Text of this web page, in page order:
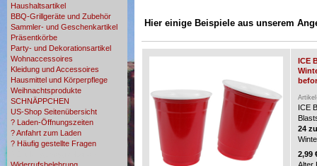
Haushaltsartikel
BBQ-Grillgeräte und Zubehör
Sammler- und Geschenkartikel
Präsentkörbe
Party- und Dekorationsartikel
Wohnaccessoires
Kleidung und Accessoires
Hausmittel und Körperpflege
Weihnachtsprodukte
SCHNÄPPCHEN
US-Shop Seitenübersicht
? Laden-Öffnungszeiten
? Anfahrt zum Laden
? Häufig gestellte Fragen
Hier einige Beispiele aus unserem
ICE
ICE
24
2,99